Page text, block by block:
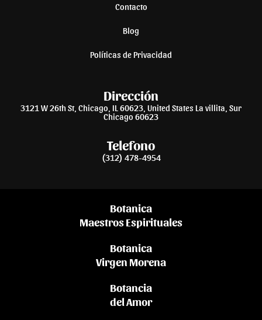
Contacto
Blog
Políticas de Privacidad
Dirección
3121 W 26th St, Chicago, IL 60623, United States La villita, Sur
Chicago 60623
Telefono
(312) 478-4954
Botanica
Maestros Espirituales
Botanica
Virgen Morena
Botancia
del Amor